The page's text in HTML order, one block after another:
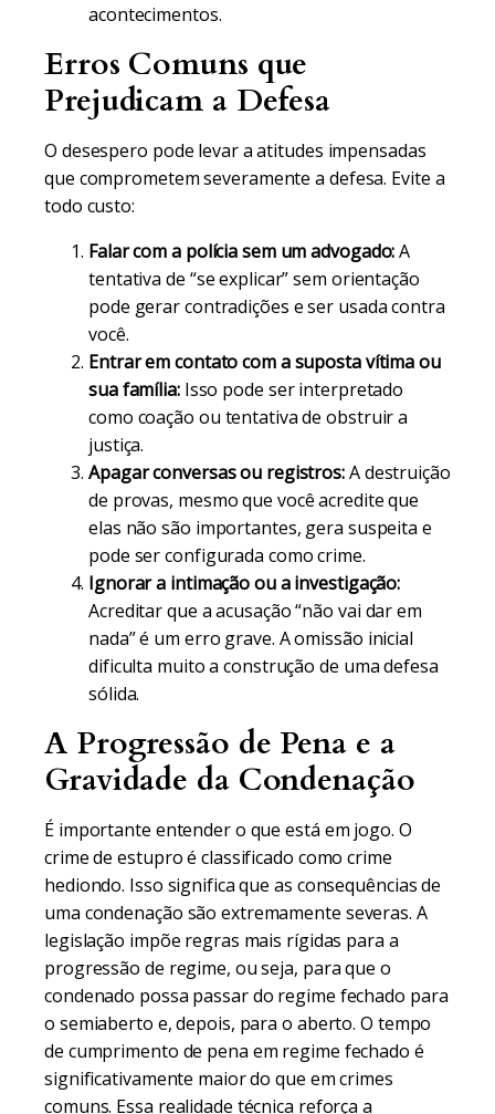
acontecimentos.
Erros Comuns que
Prejudicam a Defesa
O desespero pode levar a atitudes impensadas
que comprometem severamente a defesa. Evite a
todo custo:
Falar com a polícia sem um advogado:A
tentativa de “se explicar” sem orientação
pode gerar contradições e ser usada contra
você.
Entrar em contato com a suposta vítima ou
sua família:Isso pode ser interpretado
como coação ou tentativa de obstruir a
justiça.
Apagar conversas ou registros:A destruição
de provas, mesmo que você acredite que
elas não são importantes, gera suspeita e
pode ser configurada como crime.
Ignorar a intimação ou a investigação:
Acreditar que a acusação “não vai dar em
nada” é um erro grave. A omissão inicial
dificulta muito a construção de uma defesa
sólida.
A Progressão de Pena e a
Gravidade da Condenação
É importante entender o que está em jogo. O
crime de estupro é classificado como crime
hediondo. Isso significa que as consequências de
uma condenação são extremamente severas. A
legislação impõe regras mais rígidas para a
progressão de regime, ou seja, para que o
condenado possa passar do regime fechado para
o semiaberto e, depois, para o aberto. O tempo
de cumprimento de pena em regime fechado é
significativamente maior do que em crimes
comuns. Essa realidade técnica reforça a